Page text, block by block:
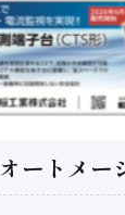
オートメー